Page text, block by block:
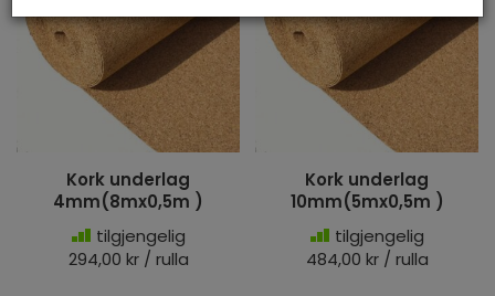
Kork underlag
4mm(8mx0,5m )
tilgjengelig
294,00 kr / rulla
Kork underlag
10mm(5mx0,5m )
tilgjengelig
484,00 kr / rulla